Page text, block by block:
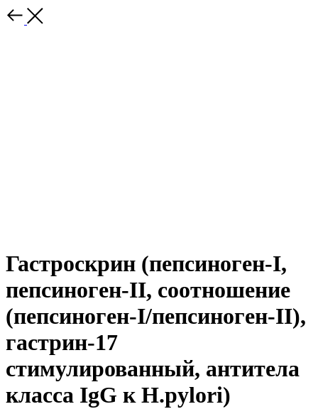
Гастроскрин (пепсиноген-I,
пепсиноген-II, соотношение
(пепсиноген-I/пепсиноген-II),
гастрин-17
стимулированный, антитела
класса IgG к H.pylori)